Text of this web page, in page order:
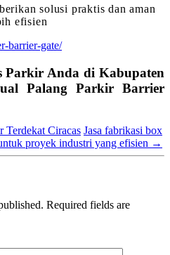
solusi praktis dan aman
efisien
barrier-gate/
Parkir Anda di Kabupaten
Palang Parkir Barrier
Terdekat Ciracas Jasa fabrikasi box
proyek industri yang efisien →
Required fields are